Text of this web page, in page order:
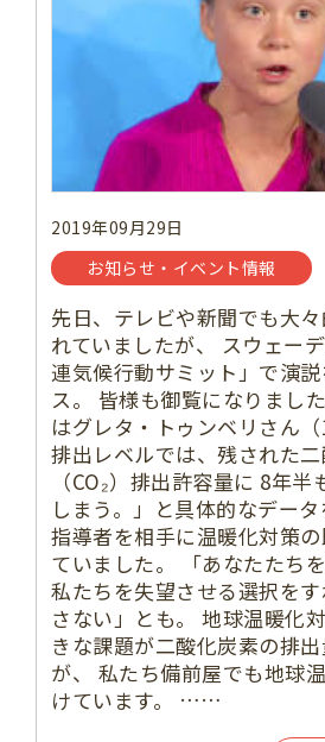
2019年09月29日
お知らせ・イベント情報
先日、テレビや新聞でも大
れていましたが、 スウェー
連気候行動サミット」で演
ス。 皆様も御覧になりまし
はグレタ・トゥンベリさん
排出レベルでは、残された
（CO₂）排出許容量に 8年
しまう。」と具体的なデー
指導者を相手に温暖化対策
ていました。 「あなたたち
私たちを失望させる選択を
さない」とも。 地球温暖化
きな課題が二酸化炭素の排
が、 私たち備前屋でも地球
けています。 ……